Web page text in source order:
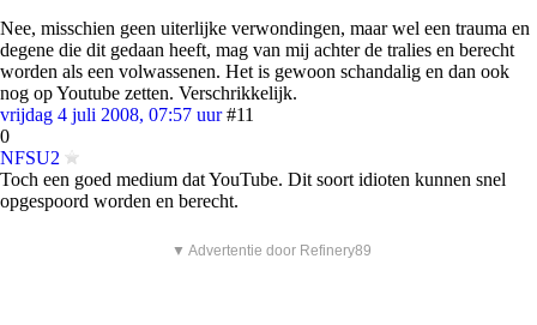
Nee, misschien geen uiterlijke verwondingen, maar wel een trauma en
degene die dit gedaan heeft, mag van mij achter de tralies en berecht
worden als een volwassenen. Het is gewoon schandalig en dan ook
nog op Youtube zetten. Verschrikkelijk.
vrijdag 4 juli 2008, 07:57 uur #11
0
NFSU2
Toch een goed medium dat YouTube. Dit soort idioten kunnen snel
opgespoord worden en berecht.
▼ Advertentie door Refinery89